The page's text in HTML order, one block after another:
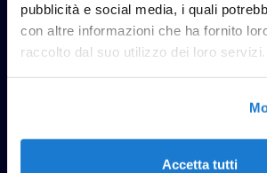
pubblicità e social media, i quali
con altre informazioni che ha fornito
raccolto dal suo utilizzo dei loro servizi.
Accetta tutti
sessioni di yoga ai percorsi di
modalità di lavoro ibrida che
lavorare da casa (remote working)
della settimana.
Sidea Group nella classifica del